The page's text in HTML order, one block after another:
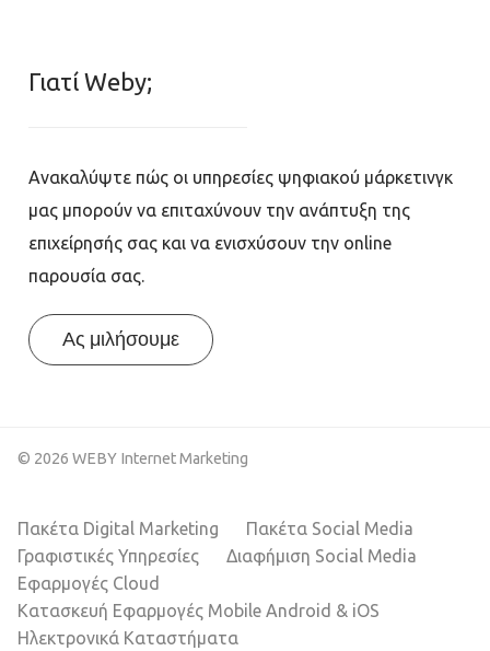
Γιατί Weby;
Ανακαλύψτε πώς οι υπηρεσίες ψηφιακού μάρκετινγκ
μας μπορούν να επιταχύνουν την ανάπτυξη της
επιχείρησής σας και να ενισχύσουν την online
παρουσία σας.
Ας μιλήσουμε
© 2026 WEBY Internet Marketing
Πακέτα Digital Marketing
Πακέτα Social Media
Γραφιστικές Υπηρεσίες
Διαφήμιση Social Media
Εφαρμογές Cloud
Κατασκευή Εφαρμογές Mobile Android & iOS
Ηλεκτρονικά Καταστήματα